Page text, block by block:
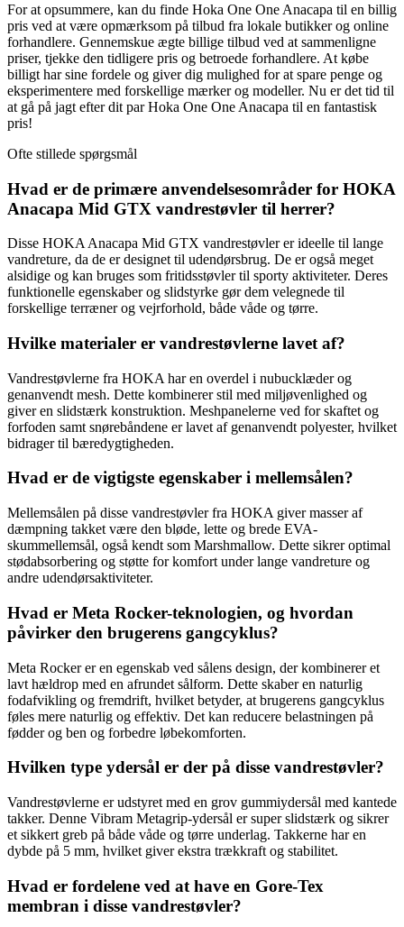
For at opsummere, kan du finde Hoka One One Anacapa til en billig
pris ved at være opmærksom på tilbud fra lokale butikker og online
forhandlere. Gennemskue ægte billige tilbud ved at sammenligne
priser, tjekke den tidligere pris og betroede forhandlere. At købe
billigt har sine fordele og giver dig mulighed for at spare penge og
eksperimentere med forskellige mærker og modeller. Nu er det tid til
at gå på jagt efter dit par Hoka One One Anacapa til en fantastisk
pris!
Ofte stillede spørgsmål
Hvad er de primære anvendelsesområder for HOKA
Anacapa Mid GTX vandrestøvler til herrer?
Disse HOKA Anacapa Mid GTX vandrestøvler er ideelle til lange
vandreture, da de er designet til udendørsbrug. De er også meget
alsidige og kan bruges som fritidsstøvler til sporty aktiviteter. Deres
funktionelle egenskaber og slidstyrke gør dem velegnede til
forskellige terræner og vejrforhold, både våde og tørre.
Hvilke materialer er vandrestøvlerne lavet af?
Vandrestøvlerne fra HOKA har en overdel i nubucklæder og
genanvendt mesh. Dette kombinerer stil med miljøvenlighed og
giver en slidstærk konstruktion. Meshpanelerne ved for skaftet og
forfoden samt snørebåndene er lavet af genanvendt polyester, hvilket
bidrager til bæredygtigheden.
Hvad er de vigtigste egenskaber i mellemsålen?
Mellemsålen på disse vandrestøvler fra HOKA giver masser af
dæmpning takket være den bløde, lette og brede EVA-
skummellemsål, også kendt som Marshmallow. Dette sikrer optimal
stødabsorbering og støtte for komfort under lange vandreture og
andre udendørsaktiviteter.
Hvad er Meta Rocker-teknologien, og hvordan
påvirker den brugerens gangcyklus?
Meta Rocker er en egenskab ved sålens design, der kombinerer et
lavt hældrop med en afrundet sålform. Dette skaber en naturlig
fodafvikling og fremdrift, hvilket betyder, at brugerens gangcyklus
føles mere naturlig og effektiv. Det kan reducere belastningen på
fødder og ben og forbedre løbekomforten.
Hvilken type ydersål er der på disse vandrestøvler?
Vandrestøvlerne er udstyret med en grov gummiydersål med kantede
takker. Denne Vibram Metagrip-ydersål er super slidstærk og sikrer
et sikkert greb på både våde og tørre underlag. Takkerne har en
dybde på 5 mm, hvilket giver ekstra trækkraft og stabilitet.
Hvad er fordelene ved at have en Gore-Tex
membran i disse vandrestøvler?